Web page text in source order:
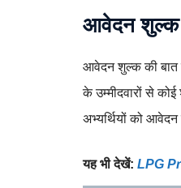
आवेदन शुल्क
आवेदन शुल्क की बात
के उम्मीदवारों से
अभ्यर्थियों को
यह भी देखें: LPG